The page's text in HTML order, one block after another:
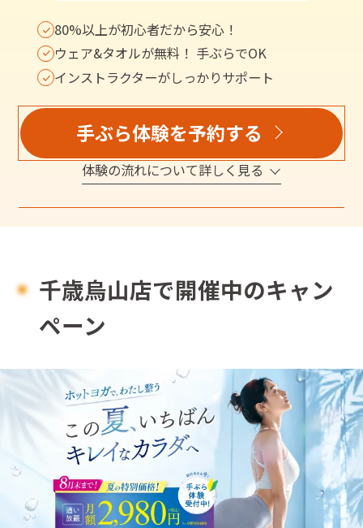
80%以上が初心者だから安心！
ウェア&タオルが無料！ 手ぶらでOK
インストラクターがしっかりサポート
手ぶら体験を予約する
体験の流れについて詳しく見る
千歳烏山店で開催中のキャン
ペーン